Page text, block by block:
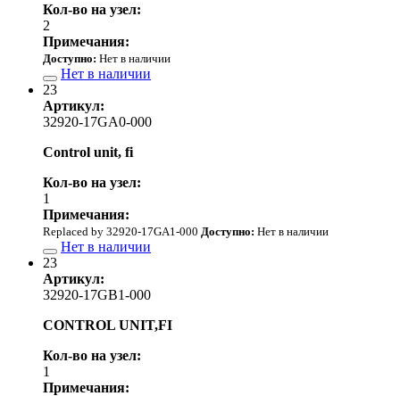
Кол-во на узел:
2
Примечания:
Доступно: Нет в наличии
Нет в наличии
23
Артикул:
32920-17GA0-000
Control unit, fi
Кол-во на узел:
1
Примечания:
Replaced by 32920-17GA1-000 Доступно: Нет в наличии
Нет в наличии
23
Артикул:
32920-17GB1-000
CONTROL UNIT,FI
Кол-во на узел:
1
Примечания: